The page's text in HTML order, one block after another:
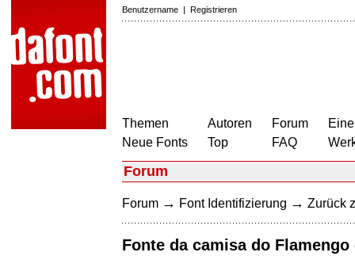
Benutzername | Registrieren
Themen
Neue Fonts
Autoren
Top
Forum
FAQ
Forum
Forum → Font Identifizierung → Zurück
Fonte da camisa do Flamengo